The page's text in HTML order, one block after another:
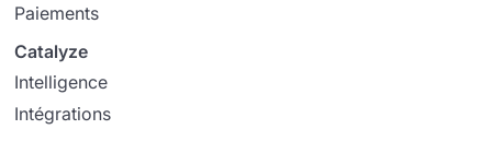
Paiements
Catalyze
Intelligence
Intégrations